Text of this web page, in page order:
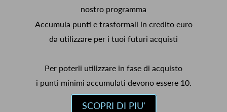
nostro programma
Accumula punti e trasformali in credito euro
da utilizzare per i tuoi futuri acquisti
Per poterli utilizzare in fase di acquisto
i punti minimi accumulati devono essere 10.
SCOPRI DI PIU'